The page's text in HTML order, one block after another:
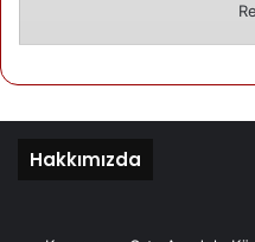
CNN, askerlerin en büyük
potansiyel müttefiklerinin
Bir savunma yetkilisi
Hakkımızda